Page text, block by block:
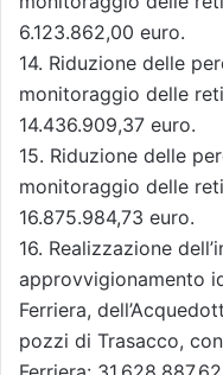
6.123.862,00 euro.
14. Riduzione delle
monitoraggio delle
14.436.909,37 euro.
15. Riduzione delle
monitoraggio delle
16.875.984,73 euro.
16. Realizzazione
approvvigionamento
Ferriera,
pozzi di Trasacco,